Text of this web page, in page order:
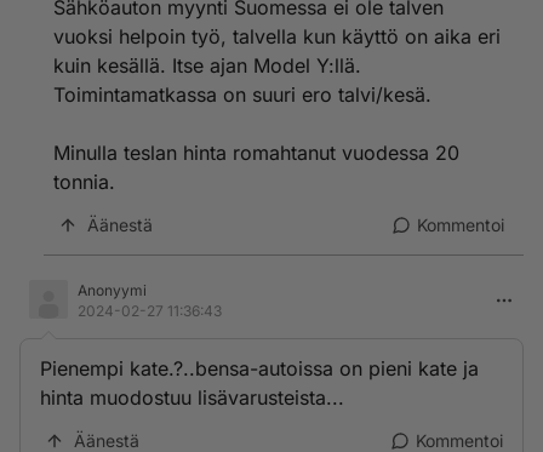
Sähköauton myynti Suomessa ei ole talven
vuoksi helpoin työ, talvella kun käyttö on aika eri
kuin kesällä. Itse ajan Model Y:llä.
Toimintamatkassa on suuri ero talvi/kesä.
Minulla teslan hinta romahtanut vuodessa 20
tonnia.
Äänestä Kommentoi
Anonyymi
2024-02-27 11:36:43
Pienempi kate.?..bensa-autoissa on pieni kate ja
hinta muodostuu lisävarusteista...
Äänestä Kommentoi